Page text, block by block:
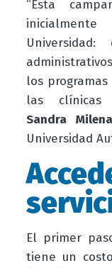
“Esta
los
las clínicas
Sandra
Universidad
El primer
tiene un